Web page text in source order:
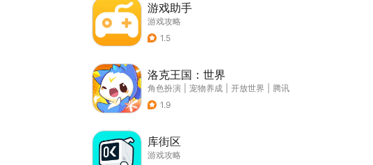
游戏助手
游戏攻略
1.5
洛克王国：世界
角色扮演 宠物养成 开放世界
腾讯
1.9
库街区
游戏攻略